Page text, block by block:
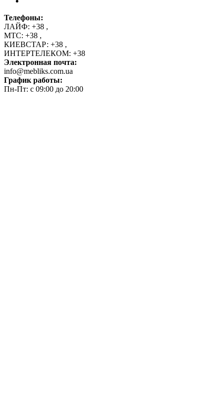
Телефоны:
ЛАЙФ: +38 ,
МТС: +38 ,
КИЕВСТАР: +38 ,
ИНТЕРТЕЛЕКОМ: +38
Электронная почта:
info@mebliks.com.ua
График работы:
Пн-Пт: с 09:00 до 20:00